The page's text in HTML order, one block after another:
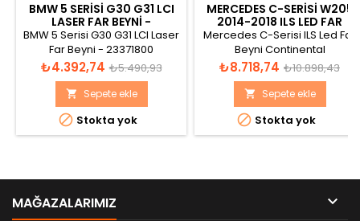
BMW 5 SERISI G30 G31 LCI
LASER FAR BEYNI -
23371800
BMW 5 Serisi G30 G31 LCI Laser
Far Beyni - 23371800
Fiyat
₺4.392,74 Normal
fiyat
₺5.490,93
 Sepete ekle
 Stokta yok
MERCEDES C-SERISI W205
2014-2018 ILS LED FAR
BEYNI A2059005110
Mercedes C-Serisi ILS Led Far
Beyni Continental
A2059005110, A2059013203,
A2229024107, A2C73613507
Fiyat
₺8.718,74 Normal
fiyat
₺10.898,43
 Sepete ekle
 Stokta yok
MAĞAZALARIMIZ 